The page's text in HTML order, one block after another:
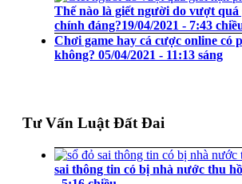
Thế nào là giết người do vượt
chính đáng?19/04/2021 - 7:43
Chơi game hay cá cược online có
không? 05/04/2021 - 11:13 sáng
Tư Vấn Luật Đất Đai
sai thông tin có bị nhà nước thu